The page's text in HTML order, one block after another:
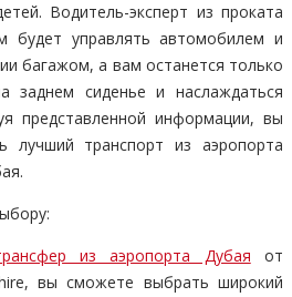
Водитель-эксперт из проката
будет управлять автомобилем и
багажом, а вам останется только
заднем сиденье и наслаждаться
представленной информации, вы
лучший транспорт из аэропорта
из аэропорта Дубая от
вы сможете выбрать широкий